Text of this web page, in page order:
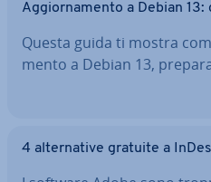
Ag­gior­na­men­to a Debian 13:
Questa guida ti mostra
men­to a Debian 13,
4 al­ter­na­ti­ve gratuite a